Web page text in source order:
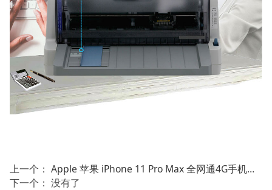
上一个： Apple 苹果 iPhone 11 Pro Max 全网通4G手机双卡双待 暗夜绿色 256GB
下一个： 没有了